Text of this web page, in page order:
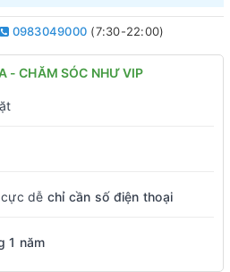
0983049000 (7:30-22:00)
- CHĂM SÓC NHƯ VIP
dễ chỉ cần số điện thoại
1 năm